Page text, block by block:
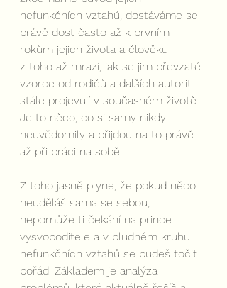
nefunkčních vztahů, dostáváme se
právě dost často až k prvním
rokům jejich života a člověku
z toho až mrazí, jak se jim převzaté
vzorce od rodičů a dalších autorit
stále projevují v současném životě.
Je to něco, co si samy nikdy
neuvědomily a přijdou na to právě
až při práci na sobě.
Z toho jasně plyne, že pokud něco
neuděláš sama se sebou,
nepomůže ti čekání na prince
vysvoboditele a v bludném kruhu
nefunkčních vztahů se budeš točit
pořád. Základem je analýza